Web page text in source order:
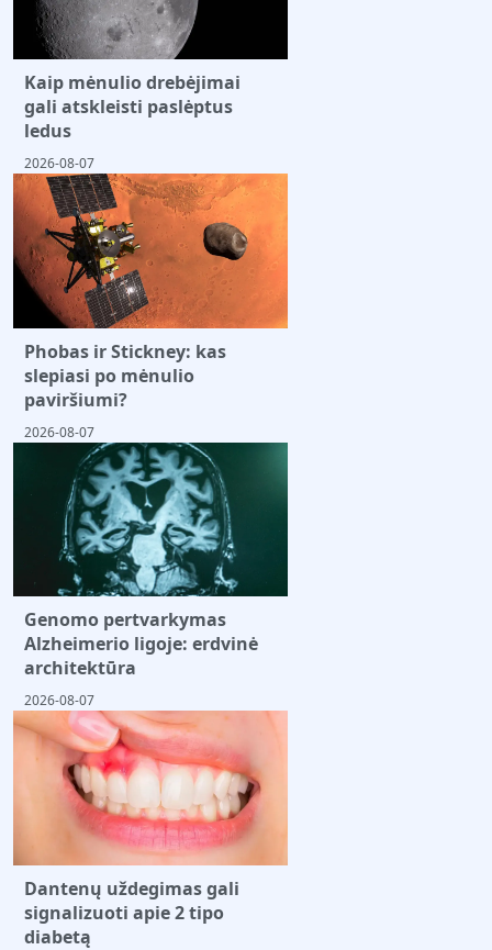
Kaip mėnulio drebėjimai
gali atskleisti paslėptus
ledus
2026-08-07
Phobas ir Stickney: kas
slepiasi po mėnulio
paviršiumi?
2026-08-07
Genomo pertvarkymas
Alzheimerio ligoje: erdvinė
architektūra
2026-08-07
Dantenų uždegimas gali
signalizuoti apie 2 tipo
diabetą